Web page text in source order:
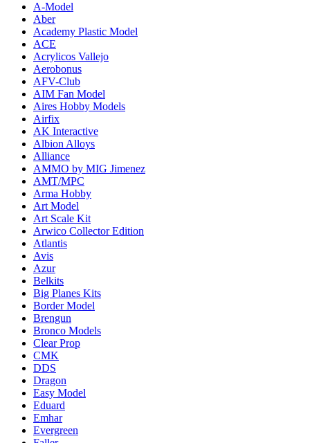
A-Model
Aber
Academy Plastic Model
ACE
Acrylicos Vallejo
Aerobonus
AFV-Club
AIM Fan Model
Aires Hobby Models
Airfix
AK Interactive
Albion Alloys
Alliance
AMMO by MIG Jimenez
AMT/MPC
Arma Hobby
Art Model
Art Scale Kit
Arwico Collector Edition
Atlantis
Avis
Azur
Belkits
Big Planes Kits
Border Model
Brengun
Bronco Models
Clear Prop
CMK
DDS
Dragon
Easy Model
Eduard
Emhar
Evergreen